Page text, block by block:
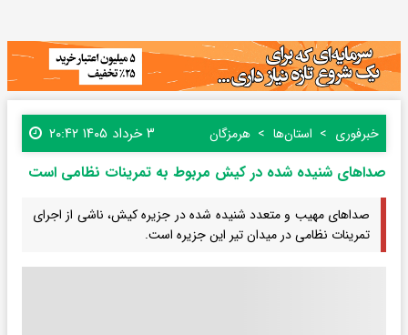
خبرفوری استان‌ها هرمزگان ۳ خرداد ۱۴۰۵ ۲۰:۴۲
صداهای شنیده شده در کیش مربوط به تمرینات نظامی است
صداهای مهیب و متعدد شنیده شده در جزیره کیش، ناشی از اجرای
تمرینات نظامی در میدان تیر این جزیره است.